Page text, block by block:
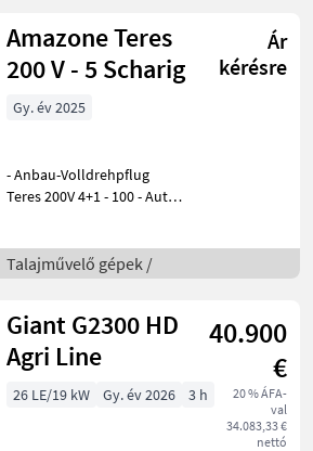
Amazone Teres
200 V - 5 Scharig
Ár
kérésre
Gy. év 2025
- Anbau-Volldrehpflug
Teres 200V 4+1 - 100 - Auto
Automatische Anpassung
der Vorderfurche über den
Talajművelő gépek /
Giant G2300 HD
Agri Line
40.900
€
20 % ÁFA-
val
34.083,33 €
nettó
26 LE/19 kW Gy. év 2026 3 h